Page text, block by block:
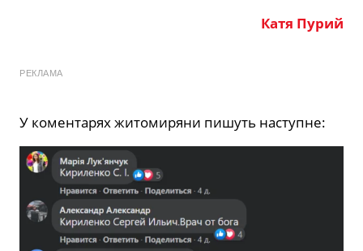
Катя Пурий
РЕКЛАМА
У коментарях житомиряни пишуть наступне: